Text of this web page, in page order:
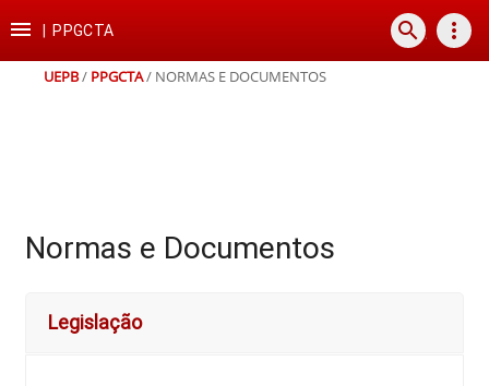
para
conteúdo
para
para
para
rodapé
 PPGCTA search more_vert
UEPB/ PPGCTA/ NORMAS E DOCUMENTOS
Normas e Documentos
Legislação